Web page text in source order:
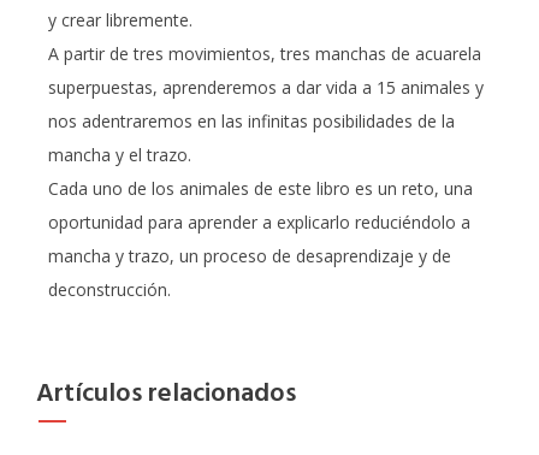
y crear libremente.
A partir de tres movimientos, tres manchas de acuarela
superpuestas, aprenderemos a dar vida a 15 animales y
nos adentraremos en las infinitas posibilidades de la
mancha y el trazo.
Cada uno de los animales de este libro es un reto, una
oportunidad para aprender a explicarlo reduciéndolo a
mancha y trazo, un proceso de desaprendizaje y de
deconstrucción.
Artículos relacionados